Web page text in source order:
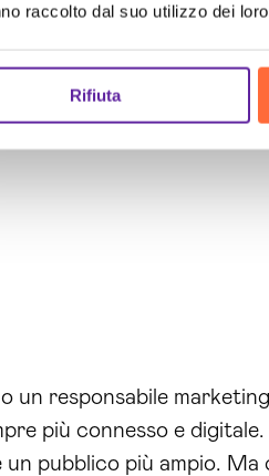
raccolto dal suo utilizzo dei
Rifiuta
un responsabile
più connesso e digitale. I
un pubblico più ampio.